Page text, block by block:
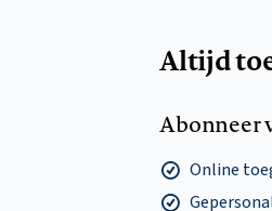
Altijd
Abonneer
Online